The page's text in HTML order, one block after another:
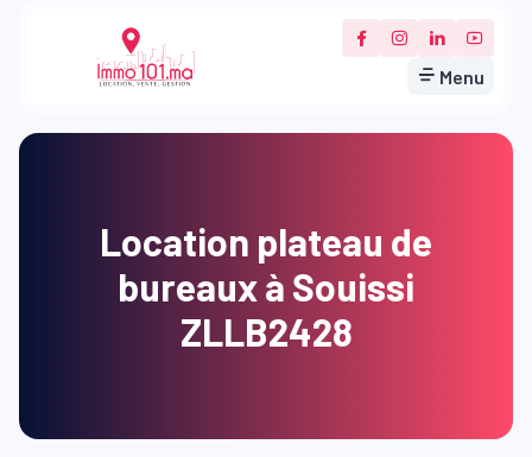
Menu
Location plateau de
bureaux à Souissi
ZLLB2428